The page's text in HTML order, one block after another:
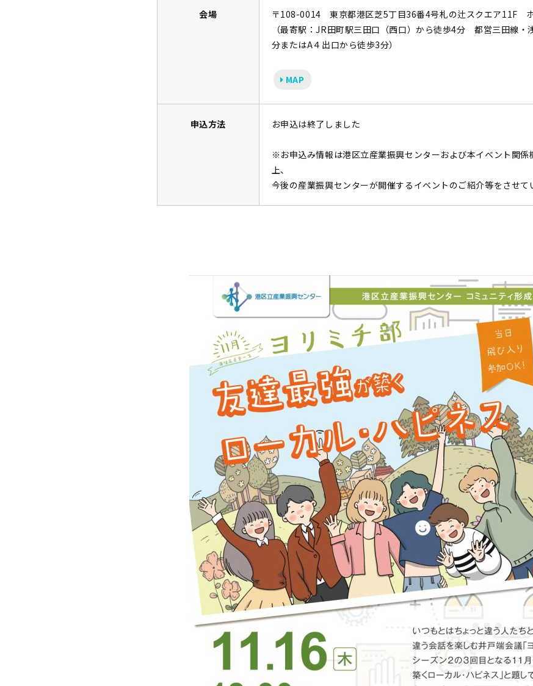
会場
〒108-0014 東京都港区芝5丁目36番4号札の辻スクエア11F
（最寄駅：JR田町駅三田口（西口）から徒歩4分 都営三田線・
分またはA４出口から徒歩3分）
MAP
申込方法 お申込は終了しました
※お申込み情報は港区立産業振興センターおよび本イベント関係
上、
今後の産業振興センターが開催するイベントのご紹介等をさせて